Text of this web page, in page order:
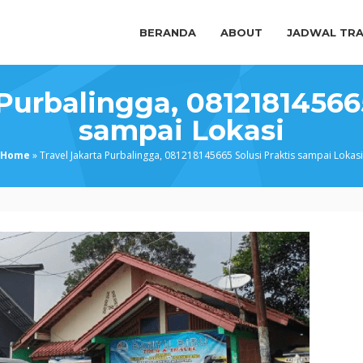
BERANDA ABOUT JADWAL
sampai Lokasi
Home »Travel Jakarta Purbalingga, 081218145665 Solusi Praktis sampai Lokasi